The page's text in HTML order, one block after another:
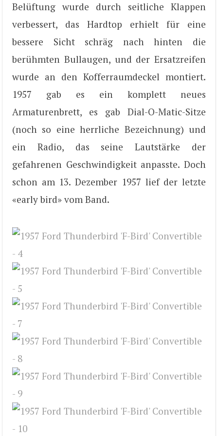
Belüftung wurde durch seitliche Klappen
verbessert, das Hardtop erhielt für eine
bessere Sicht schräg nach hinten die
berühmten Bullaugen, und der Ersatzreifen
wurde an den Kofferraumdeckel montiert.
1957 gab es ein komplett neues
Armaturenbrett, es gab Dial-O-Matic-Sitze
(noch so eine herrliche Bezeichnung) und
ein Radio, das seine Lautstärke der
gefahrenen Geschwindigkeit anpasste. Doch
schon am 13. Dezember 1957 lief der letzte
«early bird» vom Band.